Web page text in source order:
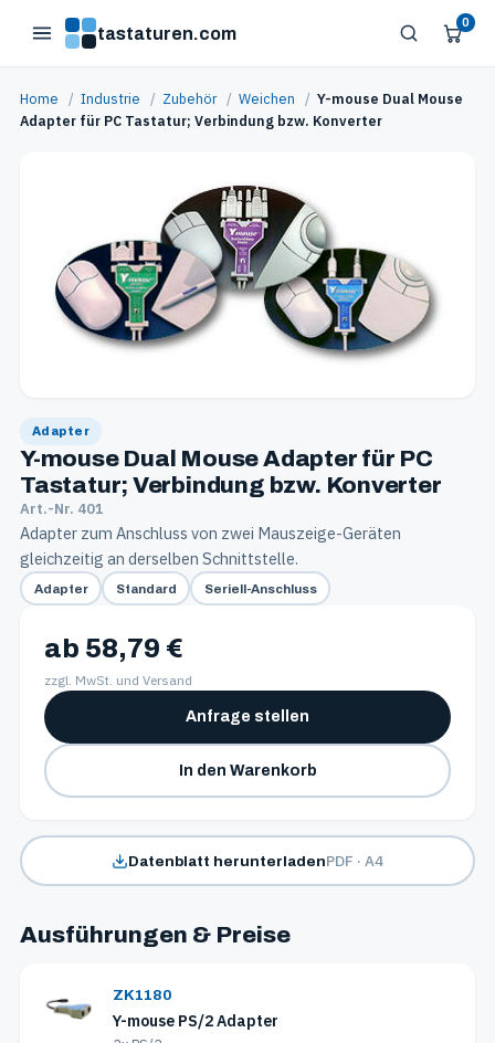
tastaturen.com
0
Home / Industrie / Zubehör / Weichen / Y-mouse Dual Mouse
Adapter für PC Tastatur; Verbindung bzw. Konverter
Adapter
Y-mouse Dual Mouse Adapter für PC
Tastatur; Verbindung bzw. Konverter
Art.-Nr. 401
Adapter zum Anschluss von zwei Mauszeige-Geräten
gleichzeitig an derselben Schnittstelle.
Adapter Standard Seriell-Anschluss
ab 58,79 €
zzgl. MwSt. und Versand
In den Warenkorb
Anfrage stellen
Datenblatt herunterladenPDF · A4
Ausführungen & Preise
ZK1180
Y-mouse PS/2 Adapter